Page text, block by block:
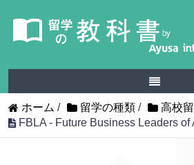
ホーム / 留学の種類 / 高校
FBLA - Future Business Leaders of